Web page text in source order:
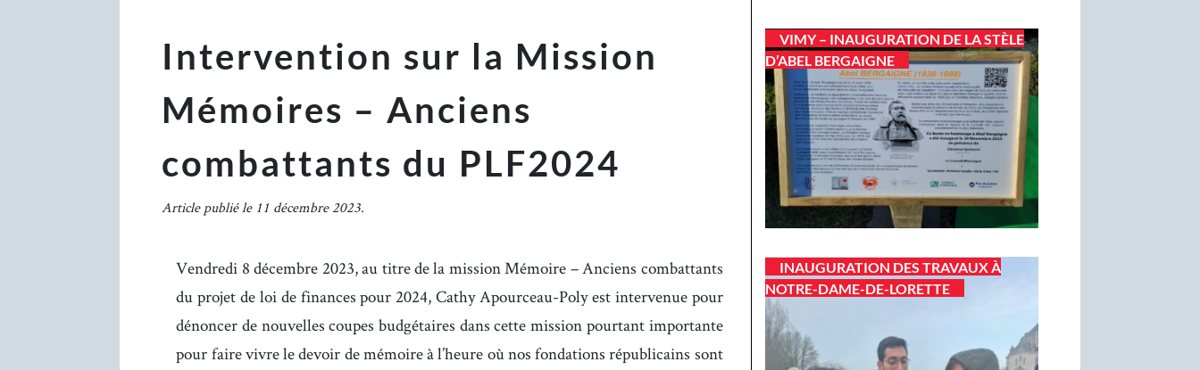
Intervention sur la Mission
Mémoires – Anciens
combattants du PLF2024
Article publié le 11 décembre 2023.
Vendredi 8 décembre 2023, au titre de la mission Mémoire – Anciens combattants
du projet de loi de finances pour 2024, Cathy Apourceau-Poly est intervenue pour
dénoncer de nouvelles coupes budgétaires dans cette mission pourtant importante
pour faire vivre le devoir de mémoire à l’heure où nos fondations républicains sont
VIMY – INAUGURATION DE LA STÈLE
D’ABEL BERGAIGNE
INAUGURATION DES TRAVAUX À
NOTRE-DAME-DE-LORETTE